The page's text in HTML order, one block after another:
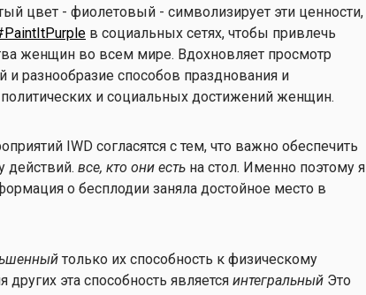
цвет - фиолетовый - символизирует эти ценности,
в социальных сетях, чтобы привлечь
женщин во всем мире. Вдохновляет просмотр
разнообразие способов празднования и
и социальных достижений женщин.
IWD согласятся с тем, что важно обеспечить
все, кто они есть на стол. Именно поэтому я
о бесплодии заняла достойное место в
только их способность к физическому
эта способность является интегральный Это